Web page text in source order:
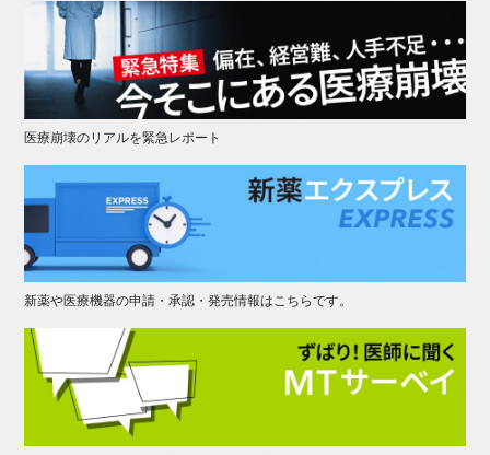
医療崩壊のリアルを緊急レポート
新薬や医療機器の申請・承認・発売情報はこちらです。